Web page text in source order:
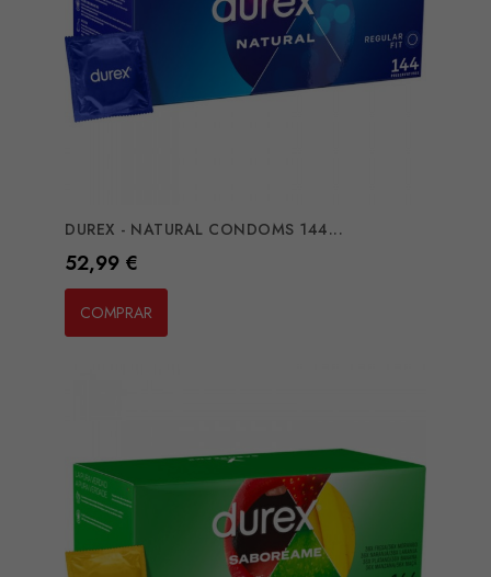
DUREX - NATURAL CONDOMS 144...
Preço
52,99 €
COMPRAR